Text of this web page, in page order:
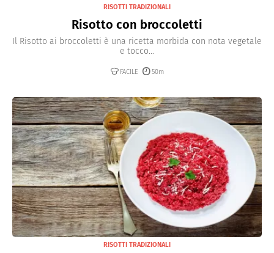
RISOTTI TRADIZIONALI
Risotto con broccoletti
Il Risotto ai broccoletti è una ricetta morbida con nota vegetale
e tocco...
FACILE 50m
RISOTTI TRADIZIONALI